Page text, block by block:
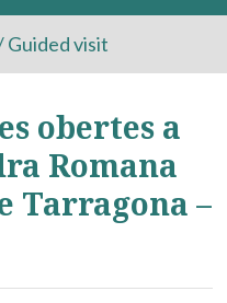
Guided visit
obertes a
Romana
Tarragona –